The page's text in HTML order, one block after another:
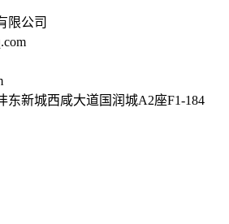
限公司
东新城西咸大道国润城A2座F1-184